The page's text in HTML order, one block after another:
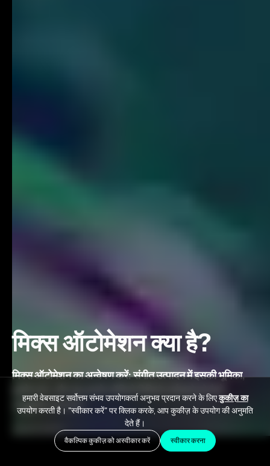
मिक्स ऑटोमेशन क्या है?
मिक्स ऑटोमेशन का अन्वेषण करें: संगीत उत्पादन में इसकी भूमिका,
इसके लाभ, और यह आपके ऑडियो मिक्सिंग वर्कफ़्लो को कैसे
अनुकूलित करता है।
July 6, 2023
हमारी वेबसाइट सर्वोत्तम संभव उपयोगकर्ता अनुभव प्रदान करने के लिएकुकीज़ का
उपयोग करती है। "स्वीकार करें" पर क्लिक करके, आप कुकीज़ के उपयोग की अनुमति
देते हैं।
वैकल्पिक कुकीज़ को अस्वीकार करें स्वीकार करना